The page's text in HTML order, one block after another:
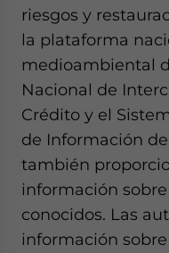
riesgos y
la plataforma
medioambiental
Nacional de
Crédito y el
de Información
también
información
conocidos. Las
información